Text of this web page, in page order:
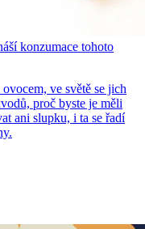
konzumace tohoto
ve světě se jich
proč byste je měli
ani slupku, i ta se řadí